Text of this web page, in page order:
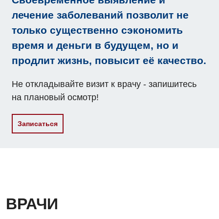
Оториноларингология
Офтальмологическое отделение
Педиатрическое отделение
Проктология
Пульмонология
Травматологическое отделение
лечение заболеваний позволит не
только существенно сэкономить
время и деньги в будущем, но и
продлит жизнь, повысит её качество.
Не откладывайте визит к врачу - запишитесь
на плановый осмотр!
Записаться
ВРАЧИ